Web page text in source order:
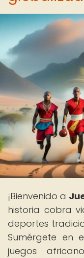
¡Bienvenido a
historia cobra
deportes
Sumérgete en
juegos